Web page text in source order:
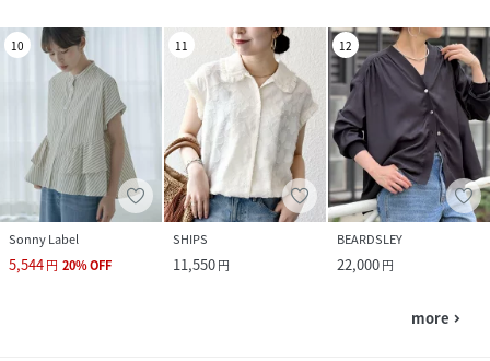
10
Sonny Label
5,544円 20%OFF
11
SHIPS
11,550円
12
BEARDSLEY
22,000円
more navigate_next